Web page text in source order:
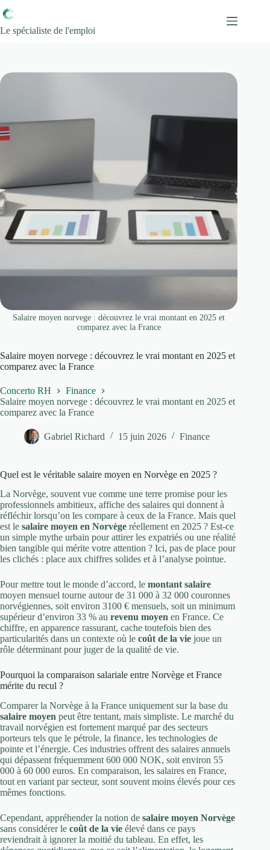
au
contenu
Le spécialiste de l'emploi
Salaire moyen norvege : découvrez le vrai montant en 2025 et
comparez avec la France
Salaire moyen norvege : découvrez le vrai montant en 2025 et
comparez avec la France
Concerto RH
Finance
Salaire moyen norvege : découvrez le vrai montant en 2025 et
comparez avec la France
Gabriel Richard 15 juin 2026 Finance
Quel est le véritable salaire moyen en Norvège en 2025 ?
La Norvège, souvent vue comme une terre promise pour les
professionnels ambitieux, affiche des salaires qui donnent à
réfléchir lorsqu’on les compare à ceux de la France. Mais quel
est le salaire moyen en Norvège réellement en 2025 ? Est-ce
un simple mythe urbain pour attirer les expatriés ou une réalité
bien tangible qui mérite votre attention ? Ici, pas de place pour
les clichés : place aux chiffres solides et à l’analyse pointue.
Pour mettre tout le monde d’accord, le montant salaire
moyen mensuel tourne autour de 31 000 à 32 000 couronnes
norvégiennes, soit environ 3100 € mensuels, soit un minimum
supérieur d’environ 33 % au revenu moyen en France. Ce
chiffre, en apparence rassurant, cache toutefois bien des
particularités dans un contexte où le coût de la vie joue un
rôle déterminant pour juger de la qualité de vie.
Pourquoi la comparaison salariale entre Norvège et France
mérite du recul ?
Comparer la Norvège à la France uniquement sur la base du
salaire moyen peut être tentant, mais simpliste. Le marché du
travail norvégien est fortement marqué par des secteurs
porteurs tels que le pétrole, la finance, les technologies de
pointe et l’énergie. Ces industries offrent des salaires annuels
qui dépassent fréquemment 600 000 NOK, soit environ 55
000 à 60 000 euros. En comparaison, les salaires en France,
tout en variant par secteur, sont souvent moins élevés pour ces
mêmes fonctions.
Cependant, appréhender la notion de salaire moyen Norvège
sans considérer le coût de la vie élevé dans ce pays
reviendrait à ignorer la moitié du tableau. En effet, les